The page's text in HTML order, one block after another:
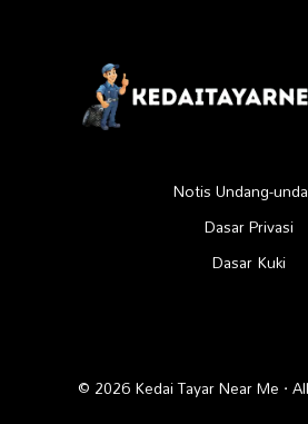
Notis Undang-
Dasar Privasi
Dasar Kuki
© 2026 Kedai Tayar Near Me ·